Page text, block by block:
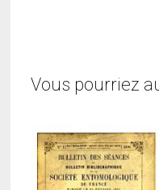
Vous pourriez